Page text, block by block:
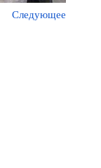
Следующее